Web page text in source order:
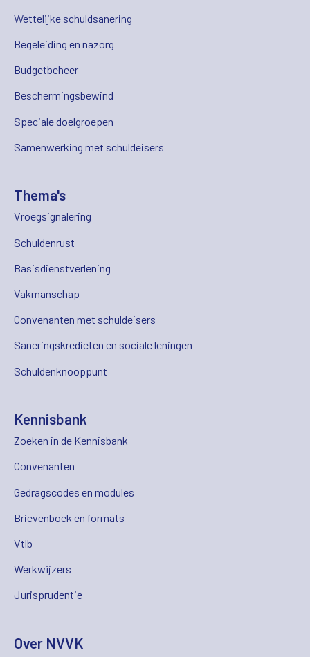
Wettelijke schuldsanering
Begeleiding en nazorg
Budgetbeheer
Beschermingsbewind
Speciale doelgroepen
Samenwerking met schuldeisers
Thema's
Vroegsignalering
Schuldenrust
Basisdienstverlening
Vakmanschap
Convenanten met schuldeisers
Saneringskredieten en sociale leningen
Schuldenknooppunt
Kennisbank
Zoeken in de Kennisbank
Convenanten
Gedragscodes en modules
Brievenboek en formats
Vtlb
Werkwijzers
Jurisprudentie
Over NVVK